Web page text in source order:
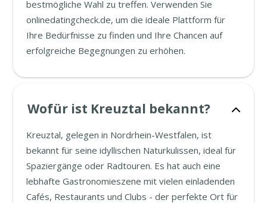
bestmögliche Wahl zu treffen. Verwenden Sie
onlinedatingcheck.de, um die ideale Plattform für
Ihre Bedürfnisse zu finden und Ihre Chancen auf
erfolgreiche Begegnungen zu erhöhen.
Wofür ist Kreuztal bekannt?
Kreuztal, gelegen in Nordrhein-Westfalen, ist
bekannt für seine idyllischen Naturkulissen, ideal für
Spaziergänge oder Radtouren. Es hat auch eine
lebhafte Gastronomieszene mit vielen einladenden
Cafés, Restaurants und Clubs - der perfekte Ort für